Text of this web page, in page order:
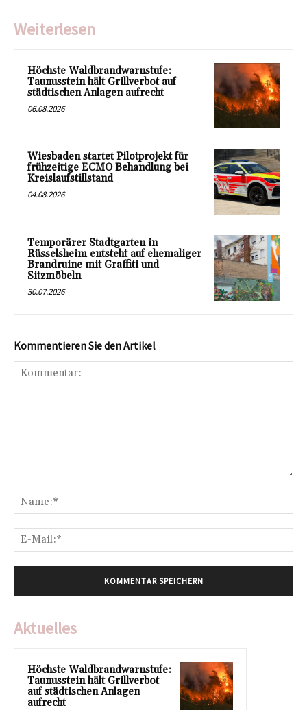
Weiterlesen
Höchste Waldbrandwarnstufe:
Taunusstein hält Grillverbot auf
städtischen Anlagen aufrecht
06.08.2026
Wiesbaden startet Pilotprojekt für
frühzeitige ECMO Behandlung bei
Kreislaufstillstand
04.08.2026
Temporärer Stadtgarten in
Rüsselsheim entsteht auf ehemaliger
Brandruine mit Graffiti und
Sitzmöbeln
30.07.2026
Kommentieren Sie den Artikel
Aktuelles
Höchste Waldbrandwarnstufe:
Taunusstein hält Grillverbot
auf städtischen Anlagen
aufrecht